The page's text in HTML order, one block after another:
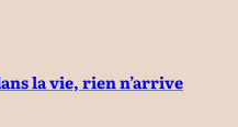
la vie, rien n’arrive